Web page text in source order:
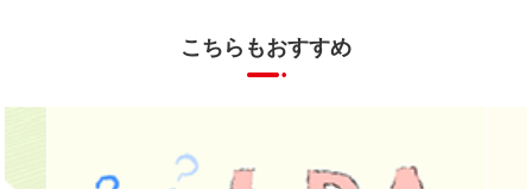
こちらもおすすめ